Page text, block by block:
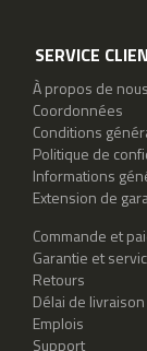
SERVICE
À propos de nous
Coordonnées
Conditions
Politique de
Informations
Extension de
Commande et
Garantie et
Retours
Délai de
Emplois
Support